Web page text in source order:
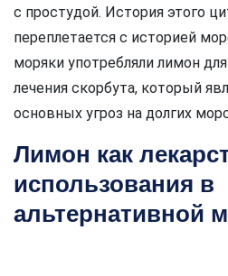
с простудой. История этого
переплетается с историей
моряки употребляли лимон
лечения скорбута, который
основных угроз на долгих
Лимон как
использования в
альтернативной